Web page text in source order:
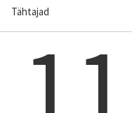
Tähtajad
11